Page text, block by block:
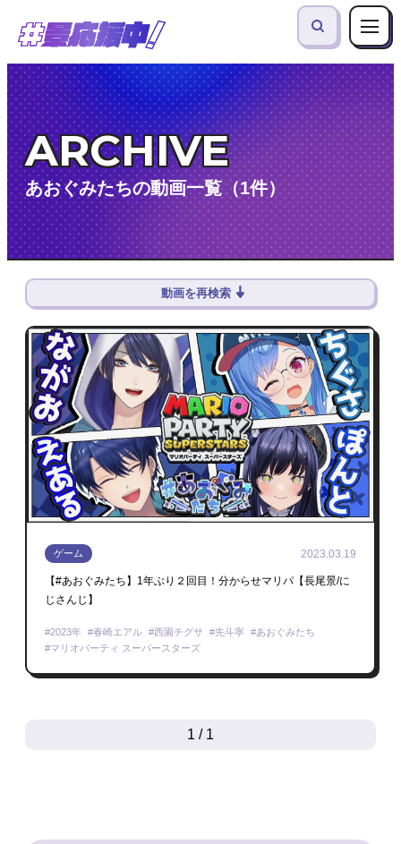
ARCHIVE
あおぐみたちの動画一覧（1件）
動画を再検索
ゲーム 2023.03.19
【#あおぐみたち】1年ぶり２回目！分からせマリパ【長尾景/に
じさんじ】
2023年 春崎エアル 西園チグサ 先斗寧
あおぐみたち
マリオパーティ スーパースターズ
1 / 1